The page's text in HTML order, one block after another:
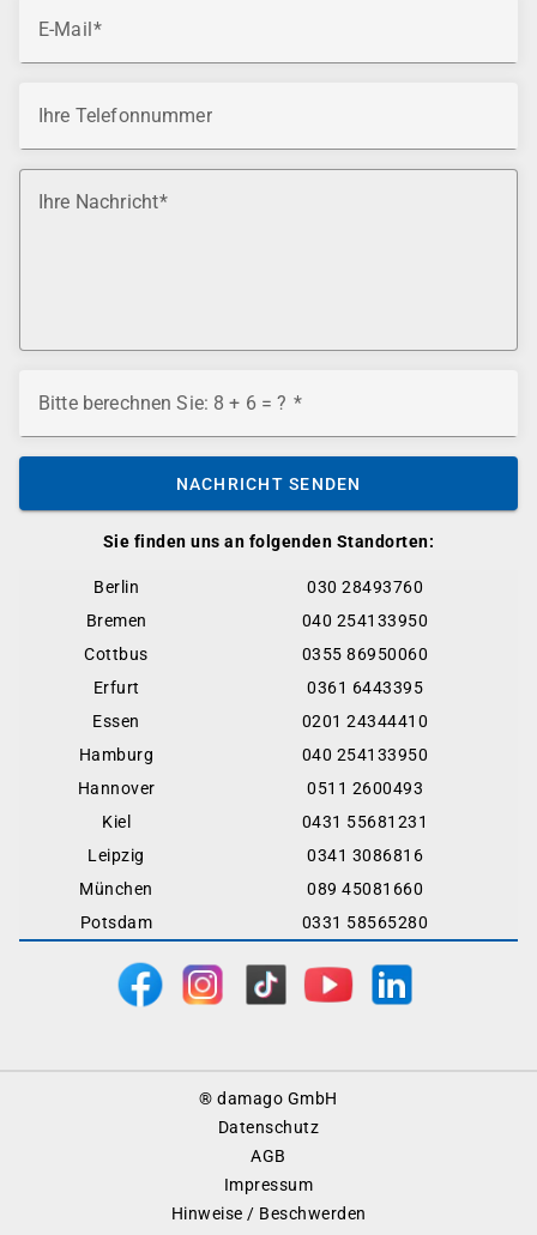
Sie finden uns an folgenden Standorten:
Berlin
030 28493760
Bremen
040 254133950
Cottbus
0355 86950060
Erfurt
0361 6443395
Essen
0201 24344410
Hamburg
040 254133950
Hannover
0511 2600493
Kiel
0431 55681231
Leipzig
0341 3086816
München
089 45081660
Potsdam
0331 58565280
E-Mail
Ihre Telefonnummer
Ihre Nachricht
Bitte berechnen Sie: 8 + 6 = ?
NACHRICHT SENDEN
® damago GmbH
Datenschutz
AGB
Impressum
Hinweise / Beschwerden